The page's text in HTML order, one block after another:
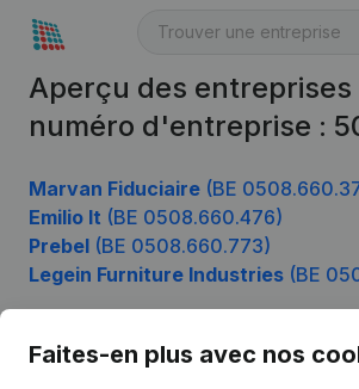
Aperçu des entreprises
numéro d'entreprise :
Marvan Fiduciaire (BE
Emilio It (BE 0508.660.476)
Prebel (BE 0508.660.773)
Legein Furniture Industries (BE
Faites-en plus avec nos
Produit